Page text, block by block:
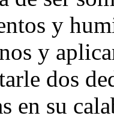
y
y
dos
en su